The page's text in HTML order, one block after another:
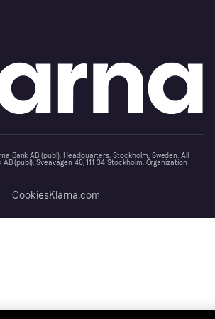
Bank AB (publ). Headquarters: Stockholm, Sweden. All
(publ). Sveavägen 46, 111 34 Stockholm. Organization
CookiesKlarna.com